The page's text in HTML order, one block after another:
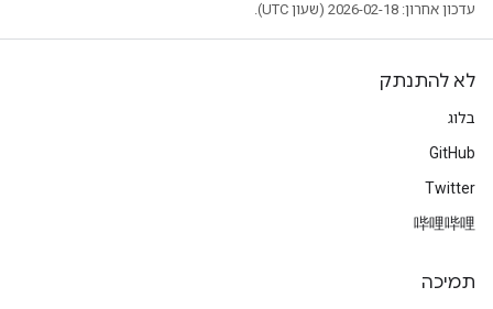
עדכון אחרון: 2026-02-18 (שעון UTC).
לא להתנתק
בלוג
GitHub
Twitter
哔哩哔哩
תמיכה